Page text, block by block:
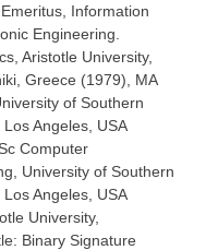
Information
Engineering.
Aristotle University,
Greece (1979), MA
of Southern
Angeles, USA
Computer
University of Southern
Angeles, USA
University,
Binary Signature